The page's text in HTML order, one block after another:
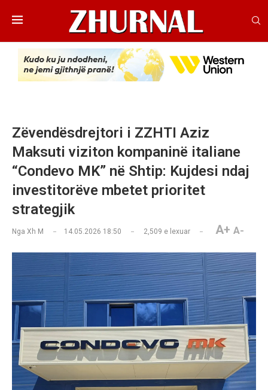
Zëvendësdrejtori i ZZHTI Aziz
Maksuti viziton kompaninë italiane
“Condevo MK” në Shtip: Kujdesi ndaj
investitorëve mbetet prioritet
strategjik
Nga Xh M 14.05.2026 18:50 2,509 e lexuar A+ A-